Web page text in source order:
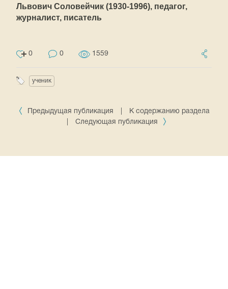
Львович Соловейчик (1930-1996), педагог,
журналист, писатель
0 0 1559
ученик
Предыдущая публикация
К содержанию раздела
Следующая публикация